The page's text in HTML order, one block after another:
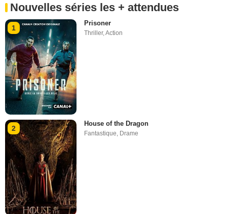
Nouvelles séries les + attendues
1
Prisoner
Thriller,Action
2
House of the Dragon
Fantastique, Drame